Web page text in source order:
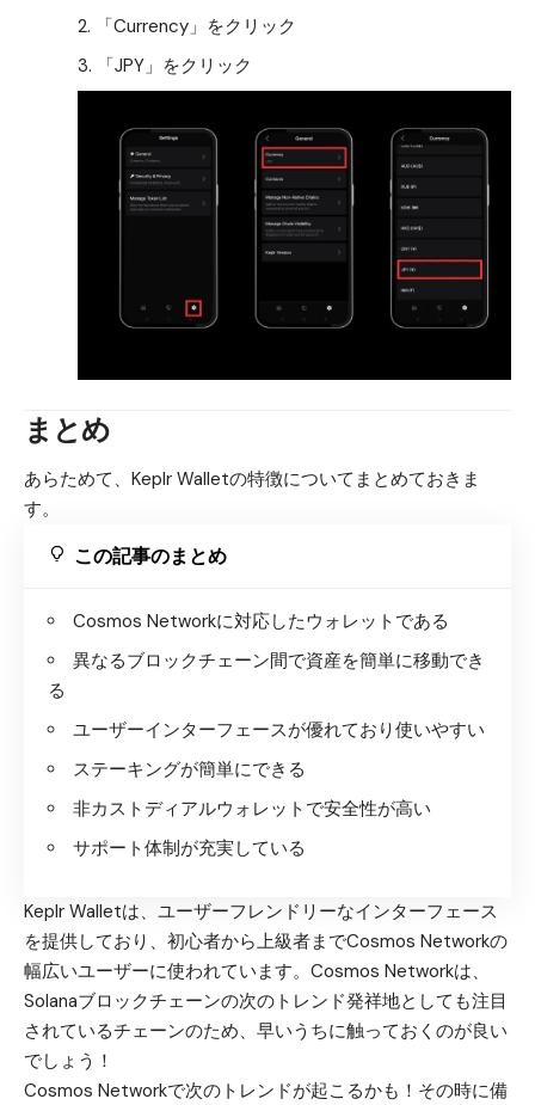
「Currency」をクリック
「JPY」をクリック
まとめ
あらためて、Keplr Walletの特徴についてまとめておきま
す。
この記事のまとめ
Cosmos Networkに対応したウォレットである
異なるブロックチェーン間で資産を簡単に移動でき
る
ユーザーインターフェースが優れており使いやすい
ステーキングが簡単にできる
非カストディアルウォレットで安全性が高い
サポート体制が充実している
Keplr Walletは、ユーザーフレンドリーなインターフェース
を提供しており、初心者から上級者までCosmos Networkの
幅広いユーザーに使われています。Cosmos Networkは、
Solanaブロックチェーンの次のトレンド発祥地としても注目
されているチェーンのため、早いうちに触っておくのが良い
でしょう！
Cosmos Networkで次のトレンドが起こるかも！その時に備